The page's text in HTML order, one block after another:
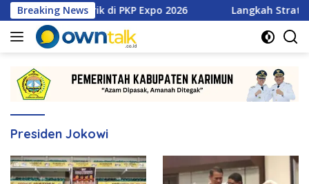
Langsung
ke
konten
Breaking News
di PKP Expo 2026 Langkah Strategis TMP
Presiden Jokowi